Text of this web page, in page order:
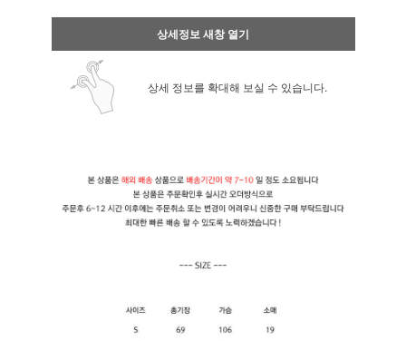
상세정보 새창 열기
상세 정보를 확대해 보실 수 있습니다.